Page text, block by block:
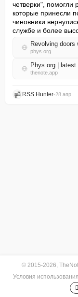
четверки", помогли
которые принесли
чиновники
службе и более
Revolving
phys.org
thenote.app
RSS Hunter•28 апр.
© 2015-2026,
Условия использования